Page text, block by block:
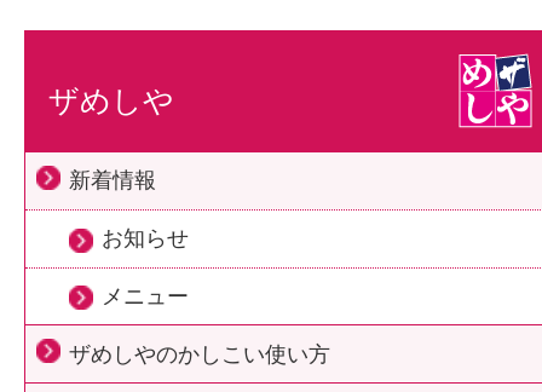
ザめしや
新着情報
お知らせ
メニュー
ザめしやのかしこい使い方